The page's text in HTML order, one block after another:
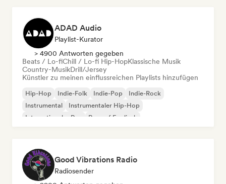
ADAD Audio
Playlist-Kurator
> 4900 Antworten gegeben
Beats / Lo-fiChill / Lo-fi Hip-HopKlassische Musik
Country-MusikDrill/Jersey
Künstler zu meinen einflussreichen Playlists hinzufügen
Hip-Hop Indie-Folk Indie-Pop
Indie-Rock
Instrumental
Instrumentaler Hip-Hop
Internationaler Rap
Rap auf Englisch
Good Vibrations Radio
Radiosender